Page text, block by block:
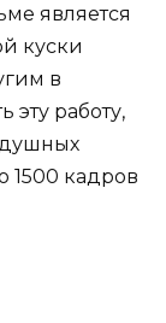
является
куски
в
эту работу,
1500 кадров